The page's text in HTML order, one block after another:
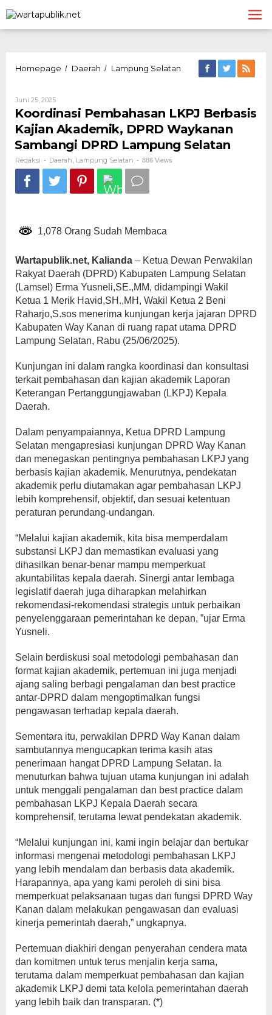
ke
konten
Homepage / Daerah / Lampung Selatan Koordinasi
Pembahasan
Kajian
Akademik,
DPRD
Waykanan
Juni 25, 2025Oleh
Redaksi
Koordinasi Pembahasan LKPJ Berbasis
Kajian Akademik, DPRD Waykanan
Sambangi DPRD Lampung Selatan
Redaksi - Daerah Lampung Selatan - 886 Views
1,078 Orang Sudah Membaca
Wartapublik.net, Kalianda – Ketua Dewan Perwakilan
Rakyat Daerah (DPRD) Kabupaten Lampung Selatan
(Lamsel) Erma Yusneli,SE.,MM, didampingi Wakil
Ketua 1 Merik Havid,SH.,MH, Wakil Ketua 2 Beni
Raharjo,S.sos menerima kunjungan kerja jajaran DPRD
Kabupaten Way Kanan di ruang rapat utama DPRD
Lampung Selatan, Rabu (25/06/2025).
Kunjungan ini dalam rangka koordinasi dan konsultasi
terkait pembahasan dan kajian akademik Laporan
Keterangan Pertanggungjawaban (LKPJ) Kepala
Daerah.
Dalam penyampaiannya, Ketua DPRD Lampung
Selatan mengapresiasi kunjungan DPRD Way Kanan
dan menegaskan pentingnya pembahasan LKPJ yang
berbasis kajian akademik. Menurutnya, pendekatan
akademik perlu diutamakan agar pembahasan LKPJ
lebih komprehensif, objektif, dan sesuai ketentuan
peraturan perundang-undangan.
“Melalui kajian akademik, kita bisa memperdalam
substansi LKPJ dan memastikan evaluasi yang
dihasilkan benar-benar mampu memperkuat
akuntabilitas kepala daerah. Sinergi antar lembaga
legislatif daerah juga diharapkan melahirkan
rekomendasi-rekomendasi strategis untuk perbaikan
penyelenggaraan pemerintahan ke depan, ”ujar Erma
Yusneli.
Selain berdiskusi soal metodologi pembahasan dan
format kajian akademik, pertemuan ini juga menjadi
ajang saling berbagi pengalaman dan best practice
antar-DPRD dalam mengoptimalkan fungsi
pengawasan terhadap kepala daerah.
Sementara itu, perwakilan DPRD Way Kanan dalam
sambutannya mengucapkan terima kasih atas
penerimaan hangat DPRD Lampung Selatan. Ia
menuturkan bahwa tujuan utama kunjungan ini adalah
untuk menggali pengalaman dan best practice dalam
pembahasan LKPJ Kepala Daerah secara
komprehensif, terutama lewat pendekatan akademik.
“Melalui kunjungan ini, kami ingin belajar dan bertukar
informasi mengenai metodologi pembahasan LKPJ
yang lebih mendalam dan berbasis data akademik.
Harapannya, apa yang kami peroleh di sini bisa
memperkuat pelaksanaan tugas dan fungsi DPRD Way
Kanan dalam melakukan pengawasan dan evaluasi
kinerja pemerintah daerah,” ungkapnya.
Pertemuan diakhiri dengan penyerahan cendera mata
dan komitmen untuk terus menjalin kerja sama,
terutama dalam memperkuat pembahasan dan kajian
akademik LKPJ demi tata kelola pemerintahan daerah
yang lebih baik dan transparan. (*)